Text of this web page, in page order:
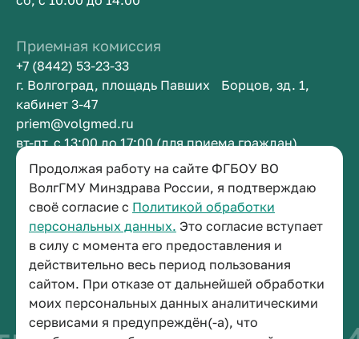
Продолжая работу на сайте ФГБОУ ВО
ВолгГМУ Минздрава России, я подтверждаю
своё согласие с Политикой обработки
персональных данных. Это согласие вступает
в силу с момента его предоставления и
действительно весь период пользования
сайтом. При отказе от дальнейшей обработки
моих персональных данных аналитическими
сервисами я предупреждён(-а), что
Приемная комиссия
+7 (8442) 53-23-33
г. Волгоград, площадь Павших Борцов, зд. 1,
кабинет 3-47
priem@volgmed.ru
вт-пт, с 13:00 до 17:00 (для приема граждан)
Приемная ректора
+7 (8442) 38-50-05
г. Волгоград, площадь Павших Борцов, зд. 1,
кабинет 3-11
post@volgmed.ru
пн-пт, с 08.30 до 17.00 (перерыв с 12.30 до 13.00)